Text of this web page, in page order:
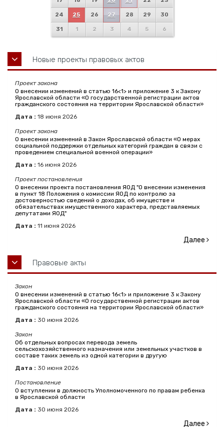
24 25 26 27 28 29 30
31 1 2 3 4 5 6
Новые проекты правовых актов
Проект закона
О внесении изменений в статью 16<1> и приложение 3 к Закону
Ярославской области «О государственной регистрации актов
гражданского состояния на территории Ярославской области»
Дата : 18 июня 2026
Проект закона
О внесении изменений в Закон Ярославской области «О мерах
социальной поддержки отдельных категорий граждан в связи с
проведением специальной военной операции»
Дата : 16 июня 2026
Проект постановления
О внесении проекта постановления ЯОД "О внесении изменения
в пункт 18 Положения о комиссии ЯОД по контролю за
достоверностью сведений о доходах, об имуществе и
обязательствах имущественного характера, представляемых
депутатами ЯОД"
Дата : 11 июня 2026
Далее
Правовые акты
Закон
О внесении изменений в статью 16<1> и приложение 3 к Закону
Ярославской области «О государственной регистрации актов
гражданского состояния на территории Ярославской области»
Дата : 30 июня 2026
Закон
Об отдельных вопросах перевода земель
сельскохозяйственного назначения или земельных участков в
составе таких земель из одной категории в другую
Дата : 30 июня 2026
Постановление
О вступлении в должность Уполномоченного по правам ребенка
в Ярославской области
Дата : 30 июня 2026
Далее